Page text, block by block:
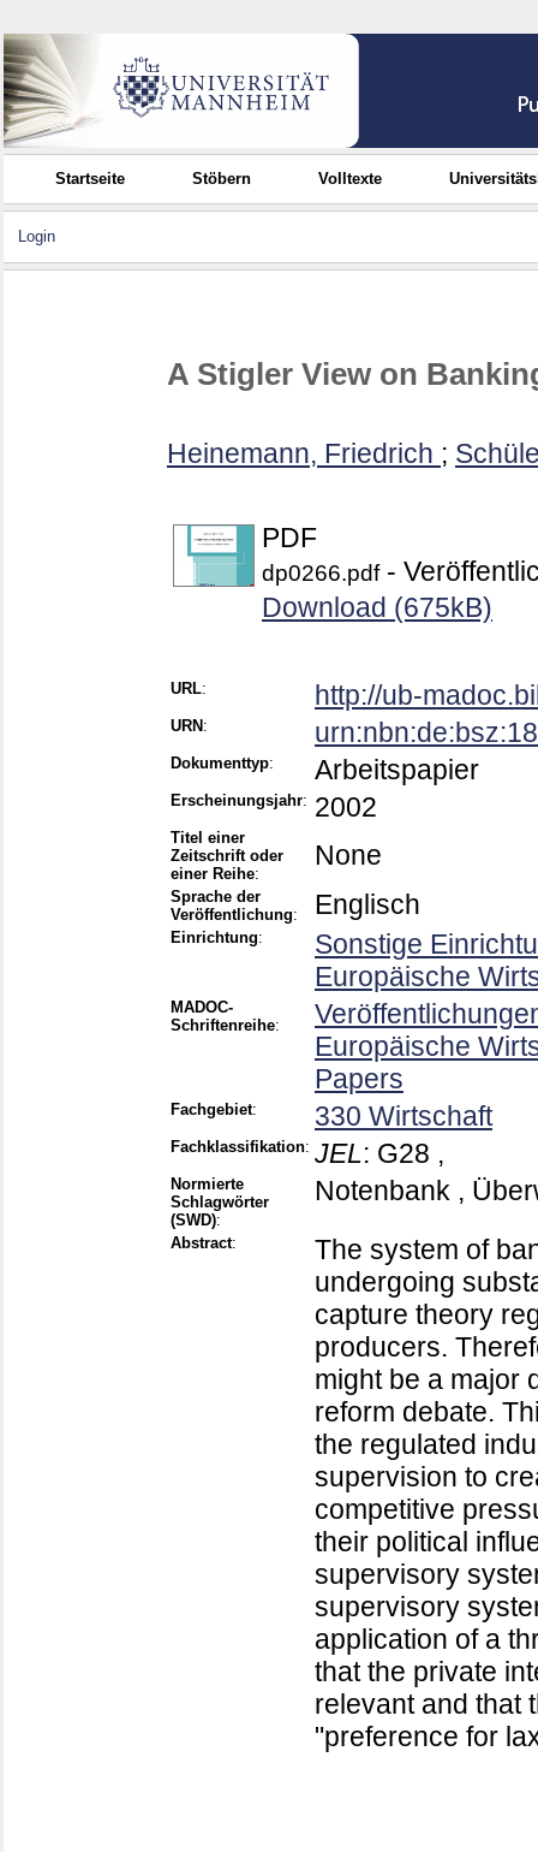
Startseite Stöbern Volltexte
Login
A Stigler View on
Heinemann, Friedrich ;
PDF
dp0266.pdf-
Download (675kB)
URL: http://ub-
URN :
Dokumenttyp: Arbeitspapier
Erscheinungsjahr: 2002
Titel einer
Zeitschrift oder
einer Reihe:
None
Sprache der
Veröffentlichung: Englisch
Einrichtung:
Sonstige
Europäische
MADOC-
Schriftenreihe:
Europäische
Papers
Fachgebiet: 330 Wirtschaft
Fachklassifikation: JEL: G28 ,
Normierte
Schlagwörter
(SWD):
Notenbank ,
Abstract:
The system of
undergoing
capture theory
producers.
might be a major
reform debate.
the regulated
supervision to
competitive
their political
supervisory
supervisory
application of a
that the private
relevant and that
"preference for